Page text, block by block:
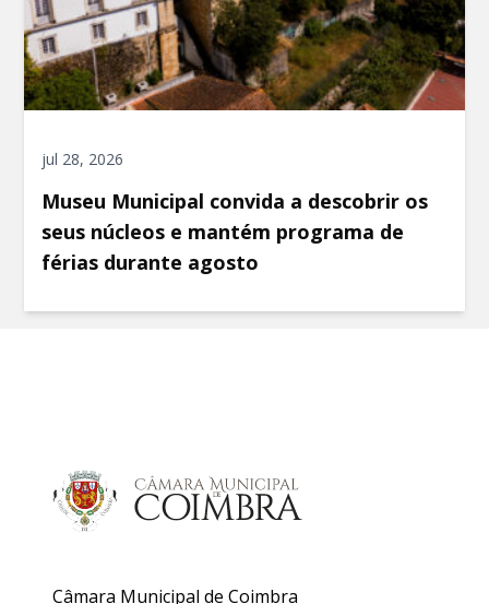
jul 28, 2026
Museu Municipal convida a descobrir os
seus núcleos e mantém programa de
férias durante agosto
Câmara Municipal de Coimbra